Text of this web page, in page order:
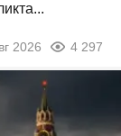
2026 4 297